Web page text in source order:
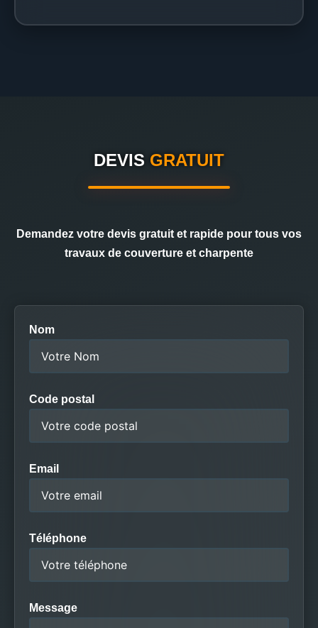
DEVIS GRATUIT
Demandez votre devis gratuit et rapide pour tous vos
travaux de couverture et charpente
Nom
Code postal
Email
Téléphone
Message